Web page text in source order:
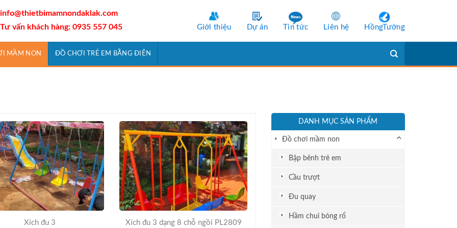
info@thietbimamnondaklak.com
Tư vấn khách hàng: 0935 557 045
Giới thiệu Dự án Tin tức Liên hệ HồngTưởng
MẦM NON ĐỒ CHƠI TRẺ EM BẰNG ĐIỆN
Xích đu 3 Xích đu 3 dạng 8 chỗ ngồi PL2809
DANH MỤC SẢN PHẨM
Đồ chơi mầm non
Bập bênh trẻ em
Cầu trượt
Đu quay
Hầm chui bóng rổ